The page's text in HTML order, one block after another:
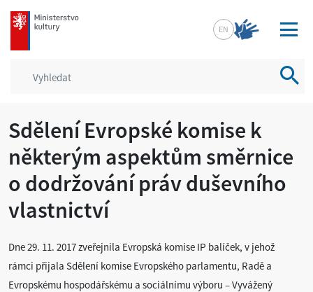
mkcr.cz
EN
Sdělení Evropské komise k
některým aspektům směrnice
o dodržování práv duševního
vlastnictví
Dne 29. 11. 2017 zveřejnila Evropská komise IP balíček, v jehož
rámci přijala Sdělení komise Evropského parlamentu, Radě a
Evropskému hospodářskému a sociálnímu výboru – Vyvážený